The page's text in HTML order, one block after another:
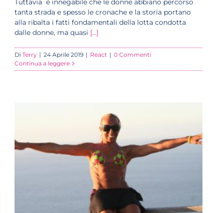
Tuttavia è innegabile che le donne abbiano percorso
tanta strada e spesso le cronache e la storia portano
alla ribalta i fatti fondamentali della lotta condotta
dalle donne, ma quasi [...]
Di Terry | 24 Aprile 2019 | React | 0 Commenti
Continua a leggere